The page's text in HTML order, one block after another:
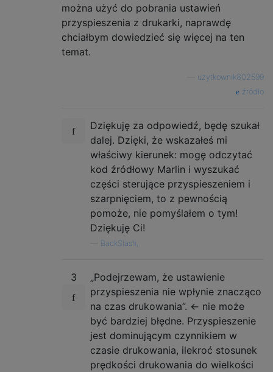
można użyć do pobrania ustawień
przyspieszenia z drukarki, naprawdę
chciałbym dowiedzieć się więcej na ten
temat.
użytkownik802599
źródło
Dziękuję za odpowiedź, będę szukał
dalej. Dzięki, że wskazałeś mi
właściwy kierunek: mogę odczytać
kod źródłowy Marlin i wyszukać
części sterujące przyspieszeniem i
szarpnięciem, to z pewnością
pomoże, nie pomyślałem o tym!
Dziękuję Ci!
BackSlash,
3
„Podejrzewam, że ustawienie
przyspieszenia nie wpłynie znacząco
na czas drukowania”. <- nie może
być bardziej błędne. Przyspieszenie
jest dominującym czynnikiem w
czasie drukowania, ilekroć stosunek
prędkości drukowania do wielkości